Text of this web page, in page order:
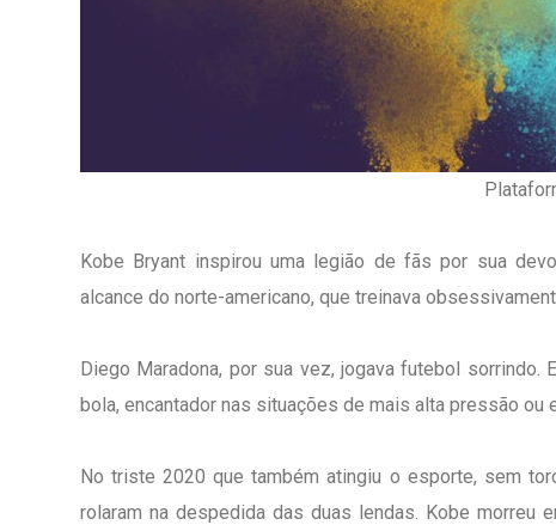
Kobe Bryant inspirou uma legião de fãs por sua
alcance do norte-americano, que treinava
Diego Maradona, por sua vez, jogava futebol
bola, encantador nas situações de mais alta pressão ou
No triste 2020 que também atingiu o esporte, sem
rolaram na despedida das duas lendas. Kobe morreu
1º Dia - São Pedro Do
01 JUL 2018